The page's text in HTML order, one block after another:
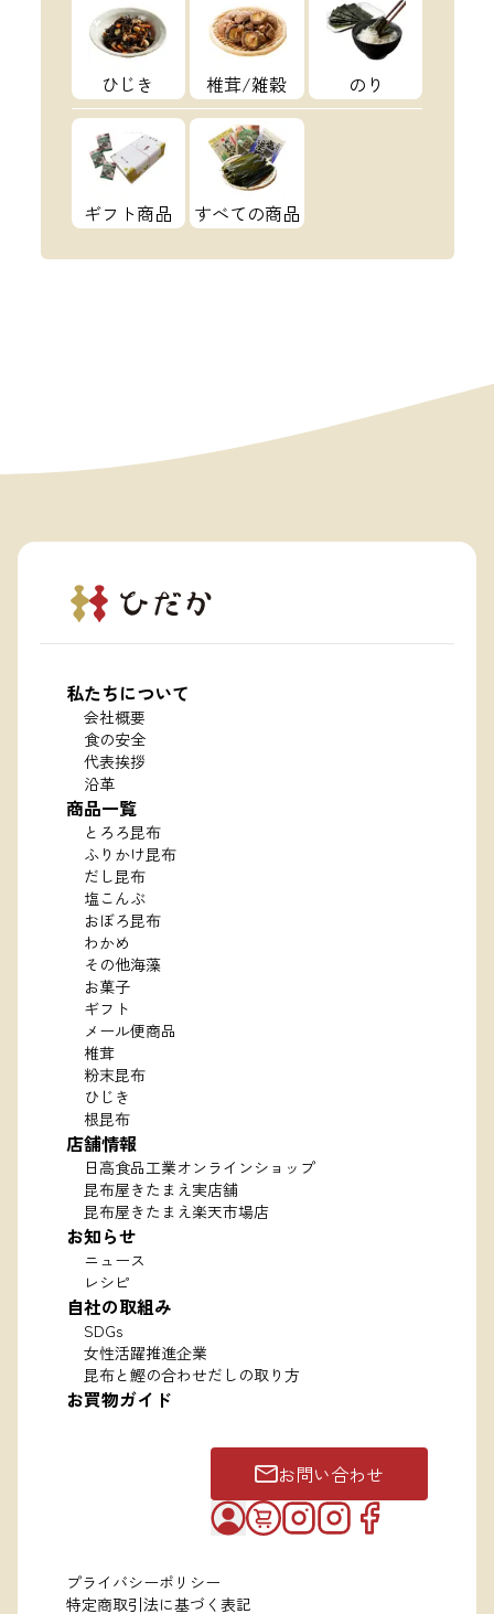
ひじき 椎茸/雑穀 のり
ギフト商品 すべての商品
私たちについて
会社概要
食の安全
代表挨拶
沿革
商品一覧
とろろ昆布
ふりかけ昆布
だし昆布
塩こんぶ
おぼろ昆布
わかめ
その他海藻
お菓子
ギフト
メール便商品
椎茸
粉末昆布
ひじき
根昆布
店舗情報
日高食品工業オンラインショップ
昆布屋きたまえ実店舗
昆布屋きたまえ楽天市場店
お知らせ
ニュース
レシピ
自社の取組み
SDGs
女性活躍推進企業
昆布と鰹の合わせだしの取り方
お買物ガイド
お問い合わせ
プライバシーポリシー
特定商取引法に基づく表記